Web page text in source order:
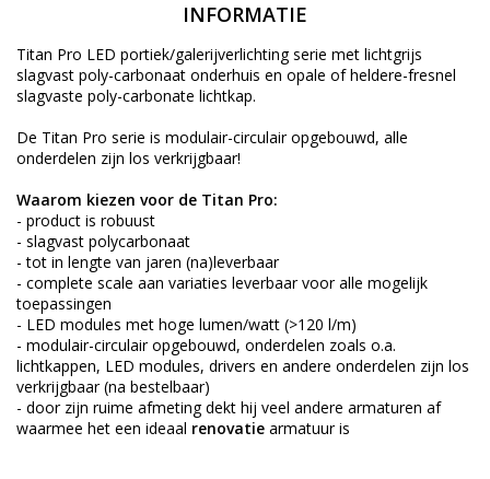
INFORMATIE
Titan Pro LED portiek/galerijverlichting serie met lichtgrijs
slagvast poly-carbonaat onderhuis en opale of heldere-fresnel
slagvaste poly-carbonate lichtkap.
De Titan Pro serie is modulair-circulairopgebouwd, alle
onderdelen zijn los verkrijgbaar!
Waarom kiezen voor de Titan Pro:
- product is robuust
- slagvast polycarbonaat
- tot in lengte van jaren (na)leverbaar
- complete scale aan variaties leverbaar voor alle mogelijk
toepassingen
- LED modules met hoge lumen/watt (>120 l/m)
- modulair-circulair opgebouwd, onderdelen zoals o.a.
lichtkappen, LED modules, drivers en andere onderdelen zijn los
verkrijgbaar (na bestelbaar)
- door zijn ruime afmeting dekt hij veel andere armaturen af
waarmee het een ideaal renovatie armatuur is